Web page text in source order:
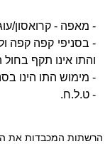
- מאפה - קרואסון/
והתו אינו תקף
- מימוש התו הינו
- ט.ל.ח.
הרשתות המכבדות את